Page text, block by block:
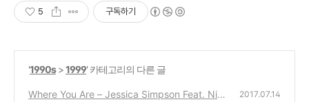
5 구독하기
'1990s>1999' 카테고리의 다른 글
Where You Are – Jessica Simpson Feat. Nic
2017.07.14